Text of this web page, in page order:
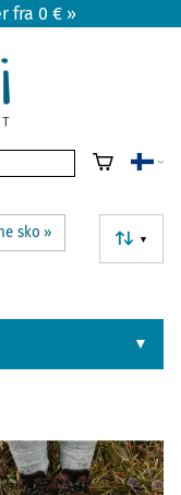
fra 0 € »
sko ‪» ▼
▼